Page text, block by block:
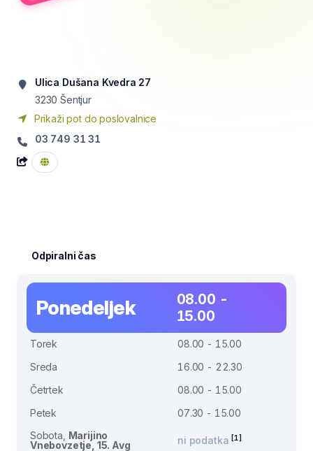
Ulica Dušana Kvedra 27
3230 Šentjur
Prikaži pot do poslovalnice
03 749 31 31
Odpiralni čas
Ponedeljek
08.00 -
15.00
Torek
08.00 - 15.00
Sreda
16.00 - 22.30
Četrtek
08.00 - 15.00
Petek
07.30 - 15.00
Sobota, Marijino
Vnebovzetje, 15. Avg
ni podatka [1]